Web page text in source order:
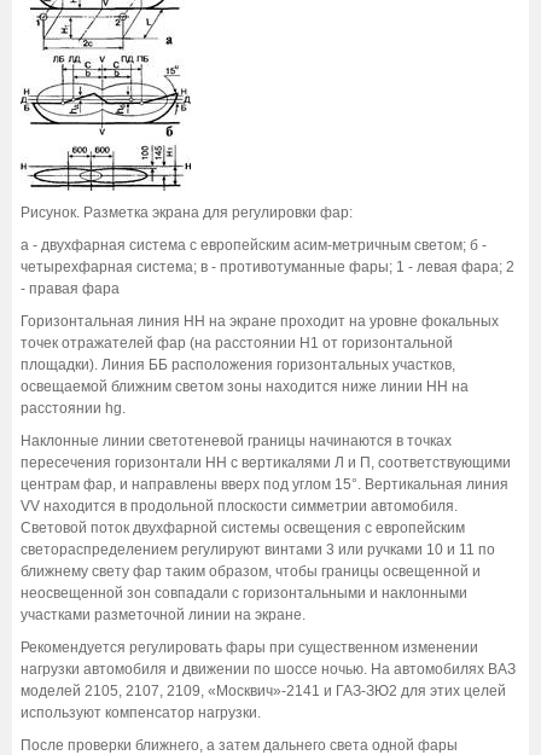
Рисунок. Разметка экрана для регулировки фар:
а - двухфарная система с европейским асим-метричным светом; б -
четырехфарная система; в - противотуманные фары; 1 - левая фара; 2
- правая фара
Горизонтальная линия НН на экране проходит на уровне фокальных
точек отражателей фар (на расстоянии Н1 от горизонтальной
площадки). Линия ББ расположения горизонтальных участков,
освещаемой ближним светом зоны находится ниже линии НН на
расстоянии hg.
Наклонные линии светотеневой границы начинаются в точках
пересечения горизонтали НН с вертикалями Л и П, соответствующими
центрам фар, и направлены вверх под углом 15°. Вертикальная линия
VV находится в продольной плоскости симметрии автомобиля.
Световой поток двухфарной системы освещения с европейским
светораспределением регулируют винтами 3 или ручками 10 и 11 по
ближнему свету фар таким образом, чтобы границы освещенной и
неосвещенной зон совпадали с горизонтальными и наклонными
участками разметочной линии на экране.
Рекомендуется регулировать фары при существенном изменении
нагрузки автомобиля и движении по шоссе ночью. На автомобилях ВАЗ
моделей 2105, 2107, 2109, «Москвич»-2141 и ГАЗ-ЗЮ2 для этих целей
используют компенсатор нагрузки.
После проверки ближнего, а затем дальнего света одной фары